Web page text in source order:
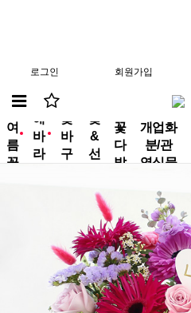
로그인 회원가입
new
여
름
꽃
new
해
바
라
꽃
바
구
꽃
&
선
꽃
다
발
개업화
분/관
엽식물